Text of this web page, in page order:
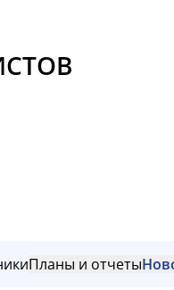
Планы и отчеты